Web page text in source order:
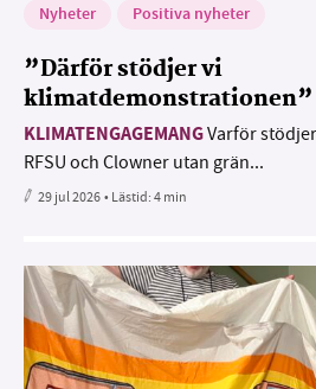
Nyheter Positiva nyheter
”Därför stödjer vi
klimatdemonstrationen”
KLIMATENGAGEMANGVarför
RFSU och Clowner utan grän...
29 jul 2026• Lästid:4 min